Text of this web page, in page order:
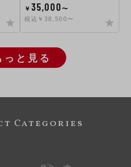
￥ 35,000〜
税込￥38,500〜
っと見る
Categories